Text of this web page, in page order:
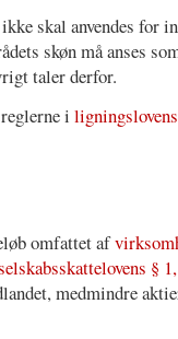
skal anvendes for
skøn må anses
taler derfor.
i
omfattet af
§
medmindre